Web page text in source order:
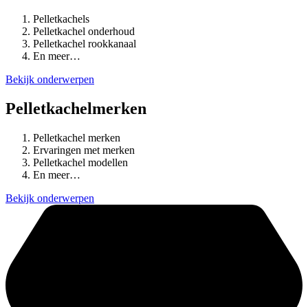
Pelletkachels
Pelletkachel onderhoud
Pelletkachel rookkanaal
En meer…
Bekijk onderwerpen
Pelletkachelmerken
Pelletkachel merken
Ervaringen met merken
Pelletkachel modellen
En meer…
Bekijk onderwerpen